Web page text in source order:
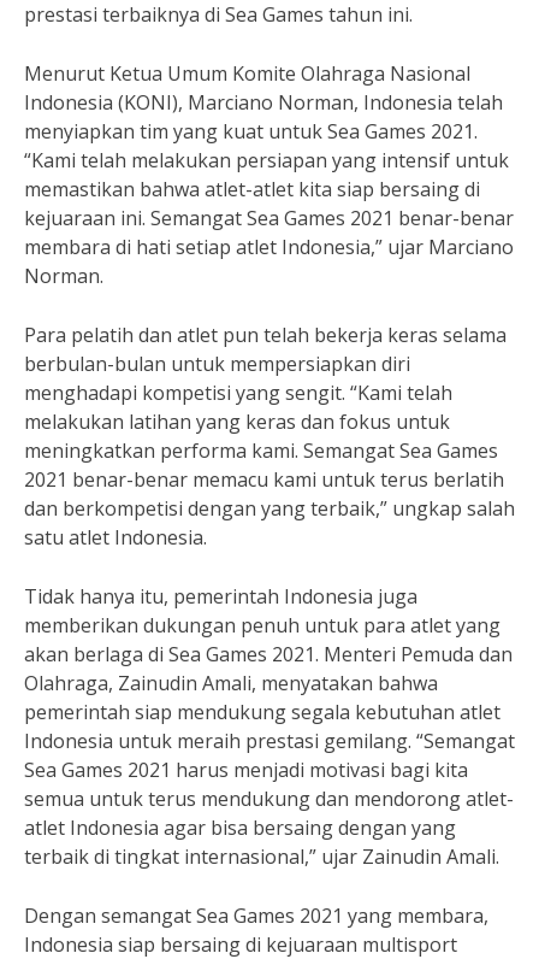
prestasi terbaiknya di Sea Games tahun ini.
Menurut Ketua Umum Komite Olahraga Nasional
Indonesia (KONI), Marciano Norman, Indonesia telah
menyiapkan tim yang kuat untuk Sea Games 2021.
“Kami telah melakukan persiapan yang intensif untuk
memastikan bahwa atlet-atlet kita siap bersaing di
kejuaraan ini. Semangat Sea Games 2021 benar-benar
membara di hati setiap atlet Indonesia,” ujar Marciano
Norman.
Para pelatih dan atlet pun telah bekerja keras selama
berbulan-bulan untuk mempersiapkan diri
menghadapi kompetisi yang sengit. “Kami telah
melakukan latihan yang keras dan fokus untuk
meningkatkan performa kami. Semangat Sea Games
2021 benar-benar memacu kami untuk terus berlatih
dan berkompetisi dengan yang terbaik,” ungkap salah
satu atlet Indonesia.
Tidak hanya itu, pemerintah Indonesia juga
memberikan dukungan penuh untuk para atlet yang
akan berlaga di Sea Games 2021. Menteri Pemuda dan
Olahraga, Zainudin Amali, menyatakan bahwa
pemerintah siap mendukung segala kebutuhan atlet
Indonesia untuk meraih prestasi gemilang. “Semangat
Sea Games 2021 harus menjadi motivasi bagi kita
semua untuk terus mendukung dan mendorong atlet-
atlet Indonesia agar bisa bersaing dengan yang
terbaik di tingkat internasional,” ujar Zainudin Amali.
Dengan semangat Sea Games 2021 yang membara,
Indonesia siap bersaing di kejuaraan multisport